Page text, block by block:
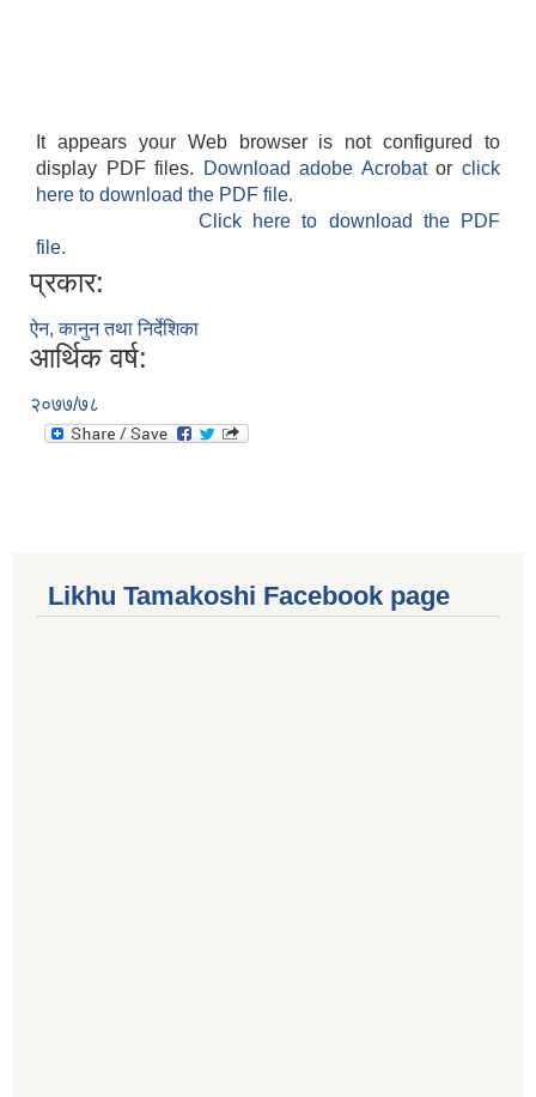
It appears your Web browser is not configured to
display PDF files.
Download adobe Acrobatorclick
here to download the PDF file.
Click here to download the PDF
file.
प्रकार:
ऐन, कानुन तथा निर्देशिका
आर्थिक वर्ष:
२०७७/७८
Likhu Tamakoshi Facebook page